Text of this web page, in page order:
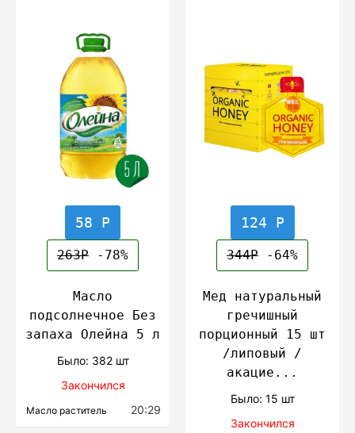
58 Р
263Р -78%
Масло
подсолнечное Без
запаха Олейна 5 л
Было: 382 шт
Закончился
Масло раститель 20:29
124 Р
344Р -64%
Мед натуральный
гречишный
порционный 15 шт
/липовый /
акацие...
Было: 15 шт
Закончился